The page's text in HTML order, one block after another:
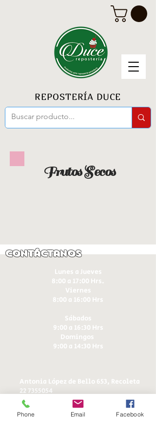
REPOSTERÍA DUCE
Frutos Secos
Contáctanos
Lunes a Jueves
8:00 a 17:00 Hrs.
Viernes
8:00 a 16:00 Hrs​
Sábados
9:00 a 16:30 Hrs
Domingos
9:00 a 14:30 Hrs
Antonia López de Bello 653, Recoleta
22 7355054
22 7375725
+56 9 75224598
ducereposteria@gmail.com
Phone Email Facebook